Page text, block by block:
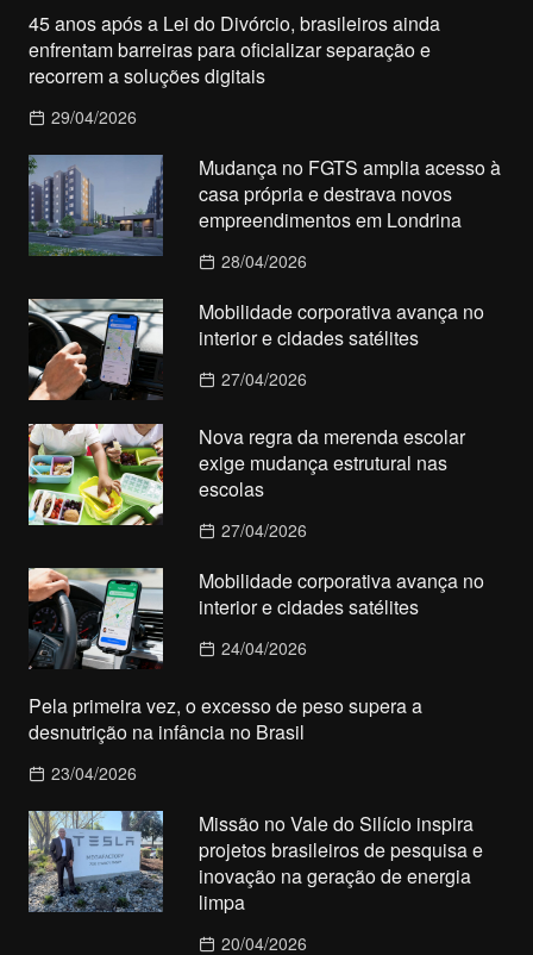
45 anos após a Lei do Divórcio, brasileiros ainda
enfrentam barreiras para oficializar separação e
recorrem a soluções digitais
29/04/2026
Mudança no FGTS amplia acesso à
casa própria e destrava novos
empreendimentos em Londrina
28/04/2026
Mobilidade corporativa avança no
interior e cidades satélites
27/04/2026
Nova regra da merenda escolar
exige mudança estrutural nas
escolas
27/04/2026
Mobilidade corporativa avança no
interior e cidades satélites
24/04/2026
Pela primeira vez, o excesso de peso supera a
desnutrição na infância no Brasil
23/04/2026
Missão no Vale do Silício inspira
projetos brasileiros de pesquisa e
inovação na geração de energia
limpa
20/04/2026